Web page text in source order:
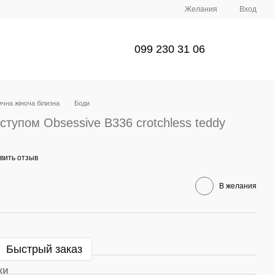
Желания Вход
099 230 31 06
жіноча білизна Боди
Obsessive B336 crotchless teddy
отзыв
В желания
Быстрый заказ